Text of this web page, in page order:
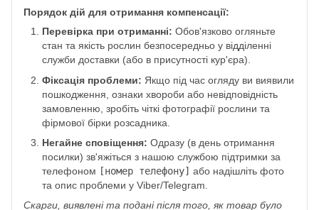
Порядок дій для отримання компенсації:
Перевірка при отриманні: Обов'язково огляньте
стан та якість рослин безпосередньо у відділенні
служби доставки (або в присутності кур'єра).
Фіксація проблеми: Якщо під час огляду ви виявили
пошкодження, ознаки хвороби або невідповідність
замовленню, зробіть чіткі фотографії рослини та
фірмової бірки розсадника.
Негайне сповіщення: Одразу (в день отримання
посилки) зв'яжіться з нашою службою підтримки за
телефоном [номер телефону] або надішліть фото
та опис проблеми у Viber/Telegram.
Скарги, виявлені та подані після того, як товар було